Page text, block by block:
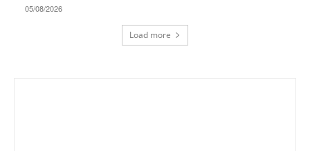
05/08/2026
Load more